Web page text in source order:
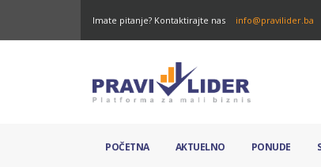
Imate pitanje? Kontaktirajte nas info@pravilider.ba
POČETNA AKTUELNO PONUDE